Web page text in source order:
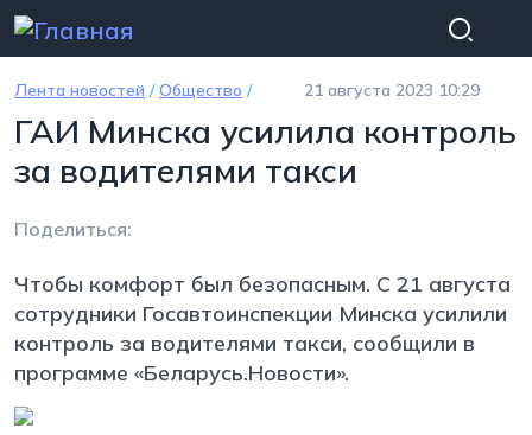
Перейти к основному содержанию
Лента новостей /Общество / 21 августа 2023 10:29
ГАИ Минска усилила контроль
за водителями такси
Поделиться:
Чтобы комфорт был безопасным. С 21 августа
сотрудники Госавтоинспекции Минска усилили
контроль за водителями такси, сообщили в
программе «Беларусь.Новости».